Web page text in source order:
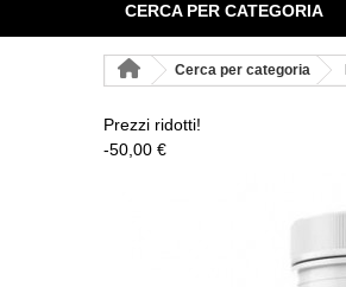
CERCA PER CATEGORIA
Cerca per categoria
Prezzi ridotti!
-50,00 €